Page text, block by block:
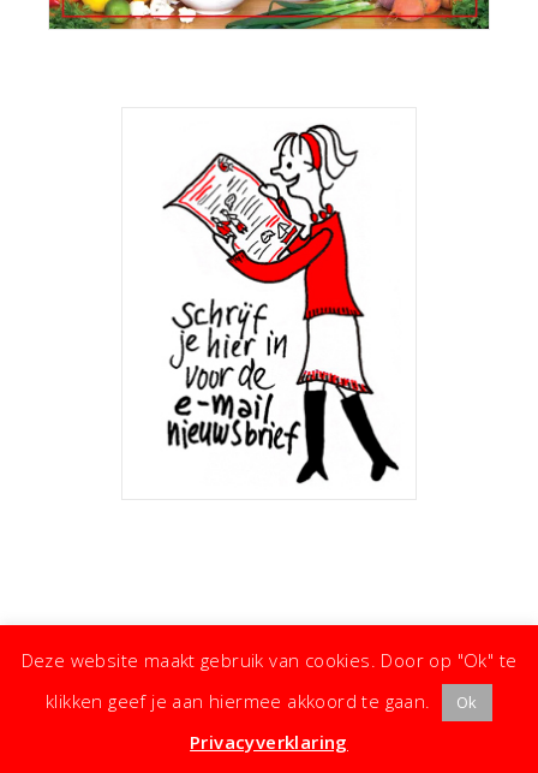
Koken met Karin· Kleine moeite, groot effect ·
Deze website maakt gebruik van cookies. Door op "Ok" te
klikken geef je aan hiermee akkoord te gaan.
Ok
Privacyverklaring